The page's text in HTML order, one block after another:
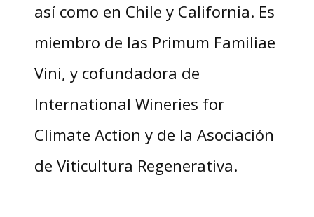
así como en Chile y California. Es
miembro de las Primum Familiae
Vini, y cofundadora de
International Wineries for
Climate Action y de la Asociación
de Viticultura Regenerativa.